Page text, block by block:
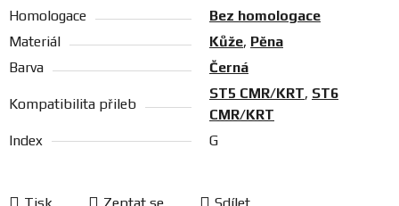
Homologace
Bez homologace
Materiál
Kůže, Pěna
Barva
Černá
Kompatibilita přileb
ST5 CMR/KRT, ST6
CMR/KRT
Index
G